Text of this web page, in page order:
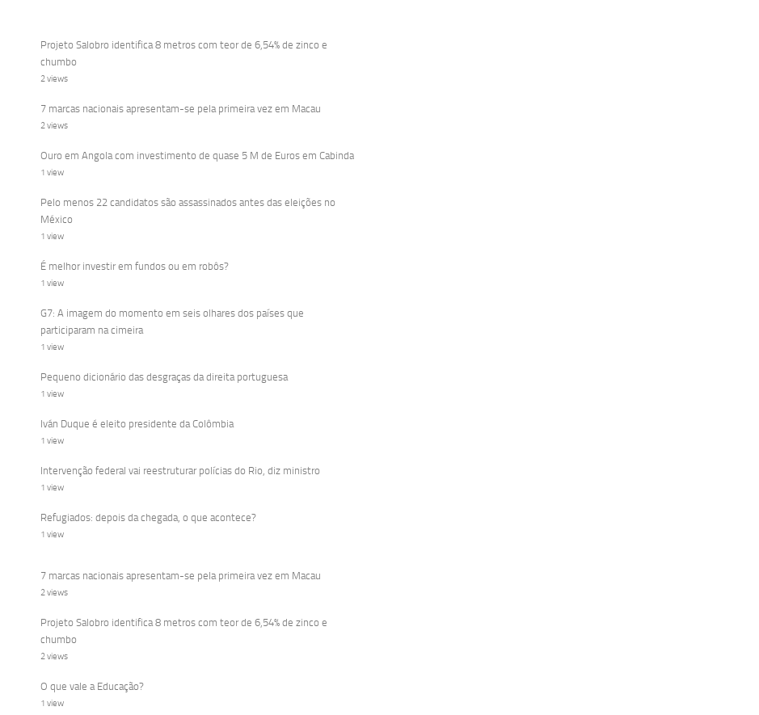
Projeto Salobro identifica 8 metros com teor de 6,54% de zinco e
chumbo
2 views
7 marcas nacionais apresentam-se pela primeira vez em Macau
2 views
Ouro em Angola com investimento de quase 5 M de Euros em Cabinda
1 view
Pelo menos 22 candidatos são assassinados antes das eleições no
México
1 view
É melhor investir em fundos ou em robôs?
1 view
G7: A imagem do momento em seis olhares dos países que
participaram na cimeira
1 view
Pequeno dicionário das desgraças da direita portuguesa
1 view
Iván Duque é eleito presidente da Colômbia
1 view
Intervenção federal vai reestruturar polícias do Rio, diz ministro
1 view
Refugiados: depois da chegada, o que acontece?
1 view
7 marcas nacionais apresentam-se pela primeira vez em Macau
2 views
Projeto Salobro identifica 8 metros com teor de 6,54% de zinco e
chumbo
2 views
O que vale a Educação?
1 view